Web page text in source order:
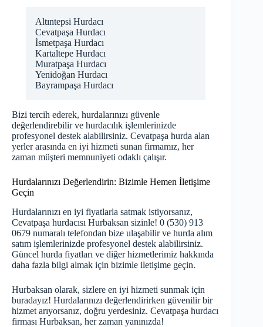
Altıntepsi Hurdacı
Cevatpaşa Hurdacı
İsmetpaşa Hurdacı
Kartaltepe Hurdacı
Muratpaşa Hurdacı
Yenidoğan Hurdacı
Bayrampaşa Hurdacı
Bizi tercih ederek, hurdalarınızı güvenle
değerlendirebilir ve hurdacılık işlemlerinizde
profesyonel destek alabilirsiniz. Cevatpaşa hurda alan
yerler arasında en iyi hizmeti sunan firmamız, her
zaman müşteri memnuniyeti odaklı çalışır.
Hurdalarınızı Değerlendirin: Bizimle Hemen İletişime
Geçin
Hurdalarınızı en iyi fiyatlarla satmak istiyorsanız,
Cevatpaşa hurdacısı Hurbaksan sizinle! 0 (530) 913
0679 numaralı telefondan bize ulaşabilir ve hurda alım
satım işlemlerinizde profesyonel destek alabilirsiniz.
Güncel hurda fiyatları ve diğer hizmetlerimiz hakkında
daha fazla bilgi almak için bizimle iletişime geçin.
Hurbaksan olarak, sizlere en iyi hizmeti sunmak için
buradayız! Hurdalarınızı değerlendirirken güvenilir bir
hizmet arıyorsanız, doğru yerdesiniz. Cevatpaşa hurdacı
firması Hurbaksan, her zaman yanınızda!